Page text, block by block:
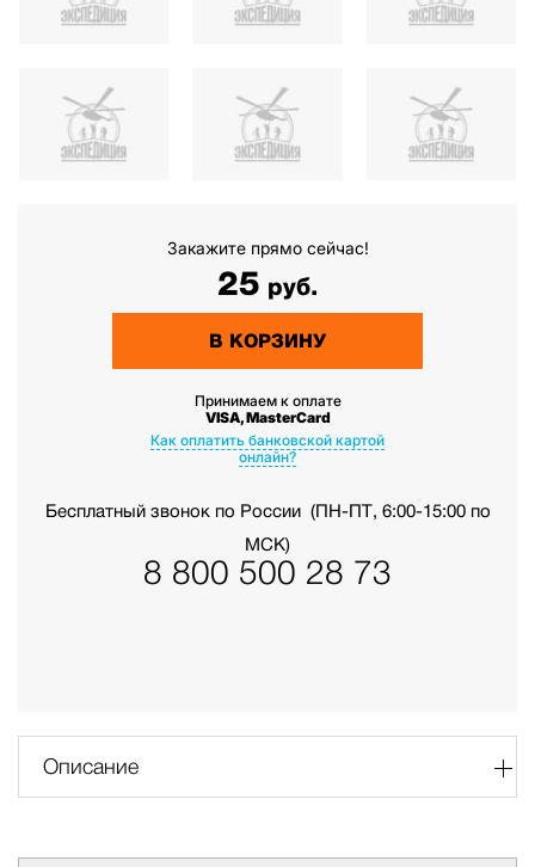
Закажите прямо сейчас!
25 руб.
В КОРЗИНУ
Принимаем к оплате
VISA, MasterCard
Как оплатить банковской картой
онлайн?
Бесплатный звонок по России (ПН-ПТ, 6:00-15:00 по
МСК)
8 800 500 28 73
Описание